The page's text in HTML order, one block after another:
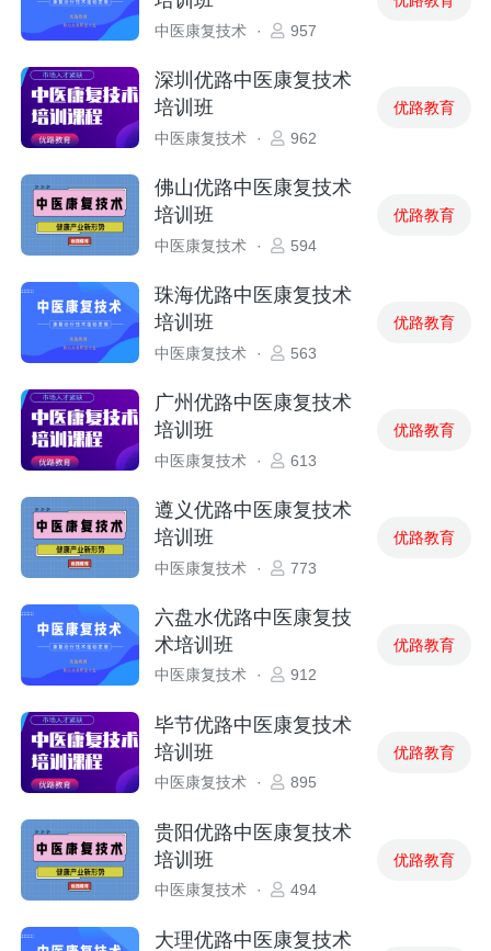
中医康复技术 · 957
深圳优路中医康复技术
培训班
中医康复技术 · 962
优路教育
佛山优路中医康复技术
培训班
中医康复技术 · 594
优路教育
珠海优路中医康复技术
培训班
中医康复技术 · 563
优路教育
广州优路中医康复技术
培训班
中医康复技术 · 613
优路教育
遵义优路中医康复技术
培训班
中医康复技术 · 773
优路教育
六盘水优路中医康复技
术培训班
中医康复技术 · 912
优路教育
毕节优路中医康复技术
培训班
中医康复技术 · 895
优路教育
贵阳优路中医康复技术
培训班
中医康复技术 · 494
优路教育
大理优路中医康复技术